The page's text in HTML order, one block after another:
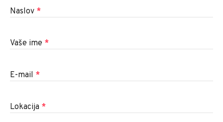
Naslov *
Vaše ime *
E-mail *
Lokacija *